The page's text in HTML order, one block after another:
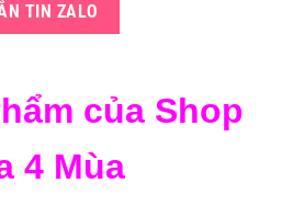
TIN ZALO
của Shop
4 Mùa